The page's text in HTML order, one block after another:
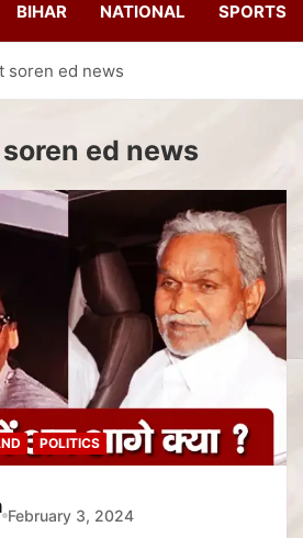
BIHAR NATIONAL SPORTS
soren ed news
ed news
POLITICS
February 3, 2024